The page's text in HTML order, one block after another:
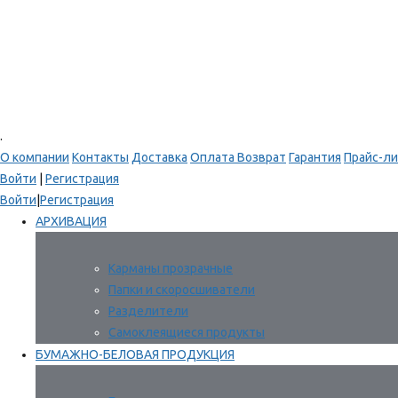
.
О компании Контакты Доставка Оплата Возврат Гарантия Прайс-
Войти
Регистрация
Войти Регистрация
АРХИВАЦИЯ
Карманы прозрачные
Папки и скоросшиватели
Разделители
Самоклеящиеся продукты
БУМАЖНО-БЕЛОВАЯ ПРОДУКЦИЯ